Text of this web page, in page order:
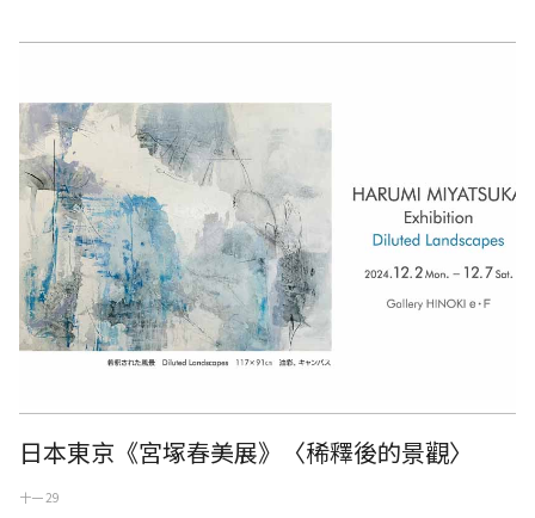
日本東京《宮塚春美展》〈稀釋後的景觀〉
十一 29